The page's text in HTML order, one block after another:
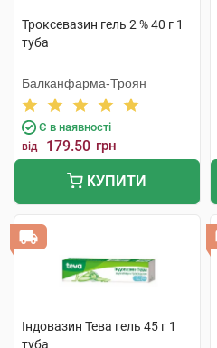
Троксевазин гель 2 % 40 г 1
туба
Балканфарма-Троян
Є в наявності
від 179.50 грн
КУПИТИ
Індовазин Тева гель 45 г 1
туба